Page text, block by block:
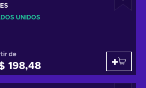
UNIDOS
de
198,48